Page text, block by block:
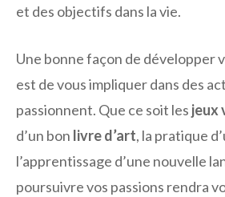
et des objectifs dans la vie.
Une bonne façon de développer
est de vous impliquer dans des
passionnent. Que ce soit les jeux
d’un bon livre d’art, la pratique
l’apprentissage d’une nouvelle
poursuivre vos passions rendra